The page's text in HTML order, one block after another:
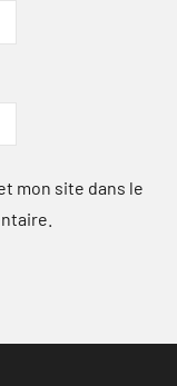
mon site dans le